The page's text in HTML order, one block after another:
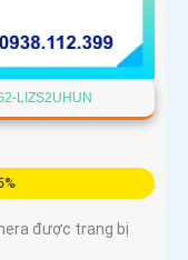
LIZS2UHUN
được trang bị